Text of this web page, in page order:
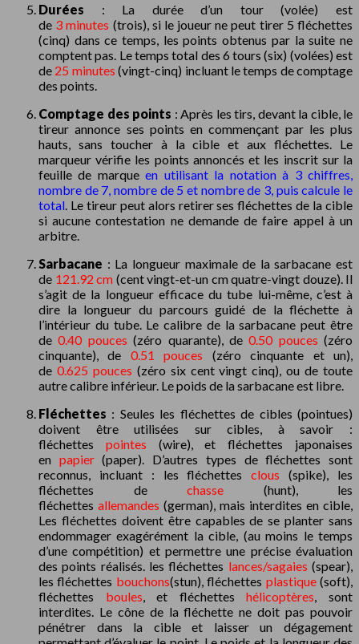
Durées : La durée d’un tour (volée) est
de 3 minutes (trois), si le joueur ne peut tirer 5 fléchettes
(cinq) dans ce temps, les points obtenus par la suite ne
comptent pas. Le temps total des 6 tours (six) (volées) est
de 25 minutes (vingt-cinq) incluant le temps de comptage
des points.
Comptage des points : Après les tirs, devant la cible, le
tireur annonce ses points en commençant par les plus
hauts, sans toucher à la cible et aux fléchettes. Le
marqueur vérifie les points annoncés et les inscrit sur la
feuille de marqueen utilisant la notation à 3 chiffres,
nombre de 7, nombre de 5 et nombre de 3, puis calcule le
total . Le tireur peut alors retirer ses fléchettes de la cible
si aucune contestation ne demande de faire appel à un
arbitre.
Sarbacane : La longueur maximale de la sarbacane est
de 121.92 cm (cent vingt-et-un cm quatre-vingt douze). Il
s’agit de la longueur efficace du tube lui-même, c’est à
dire la longueur du parcours guidé de la fléchette à
l’intérieur du tube. Le calibre de la sarbacane peut être
de0.40 pouces (zéro quarante), de0.50 pouces (zéro
cinquante), de 0.51 pouces (zéro cinquante et un),
de 0.625 pouces (zéro six cent vingt cinq), ou de toute
autre calibre inférieur. Le poids de la sarbacane est libre.
Fléchettes : Seules les fléchettes de cibles (pointues)
doivent être utilisées sur cibles, à savoir :
fléchettes pointes (wire), et fléchettes japonaises
en papier(paper). D’autres types de fléchettes sont
reconnus, incluant : les fléchettesclous (spike), les
fléchettes de chasse (hunt), les
fléchettes allemandes (german), mais interdites en cible,
Les fléchettes doivent être capables de se planter sans
endommager exagérément la cible, (au moins le temps
d’une compétition) et permettre une précise évaluation
des points réalisés. les fléchettes lances/sagaies (spear),
les fléchettes bouchons(stun), fléchettes plastique(soft),
fléchettes boules , et fléchetteshélicoptères , sont
interdites. Le cône de la fléchette ne doit pas pouvoir
pénétrer dans la cible et laisser un dégagement